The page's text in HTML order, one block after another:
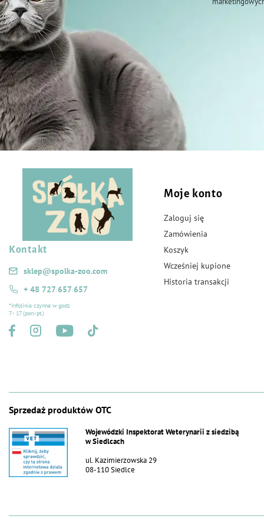
Kontakt
sklep@spolka-zoo.com
+ 48 727 657 657
*Infolinia czynna w godz.
7 - 17 (pon.-pt.)
Moje konto
Zaloguj się
Zamówienia
Koszyk
Wcześniej kupione
Historia transakcji
Sprzedaż produktów OTC
Wojewódzki Inspektorat Weterynarii z siedzibą
w Siedlcach
ul. Kazimierzowska 29
08-110 Siedlce